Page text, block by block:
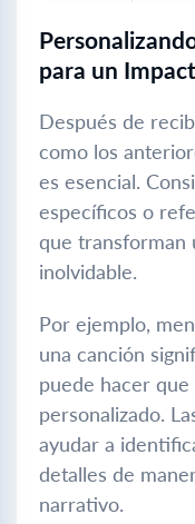
para un
Después de
como los
es esencial.
específicos o
que transforman
inolvidable.
Por ejemplo,
una canción
puede hacer
personalizado.
ayudar a
detalles de
narrativo.